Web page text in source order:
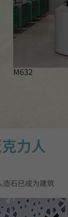
M632
力人
造石已成为建筑